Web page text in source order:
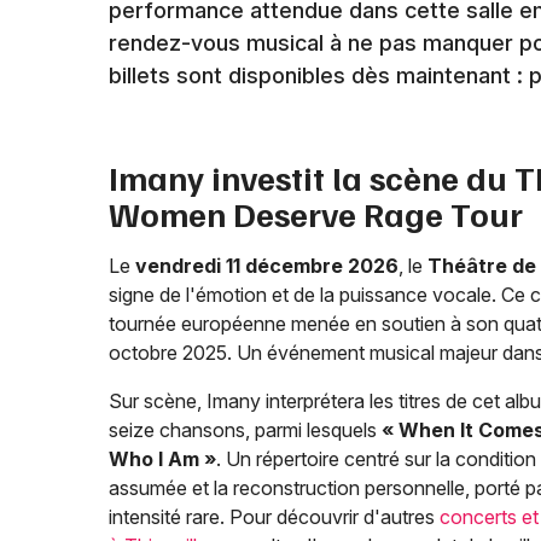
performance attendue dans cette salle
rendez-vous musical à ne pas manquer
billets sont disponibles dès maintenant :
Imany investit la scène du
Women Deserve Rage Tour
Le vendredi 11 décembre 2026, le Théâtre
signe de l'émotion et de la puissance vocale. Ce
tournée européenne menée en soutien à son
octobre 2025. Un événement musical majeur
Sur scène, Imany interprétera les titres de cet
seize chansons, parmi lesquels « When It
Who I Am ». Un répertoire centré sur la
assumée et la reconstruction personnelle, porté
intensité rare. Pour découvrir d'autres concerts